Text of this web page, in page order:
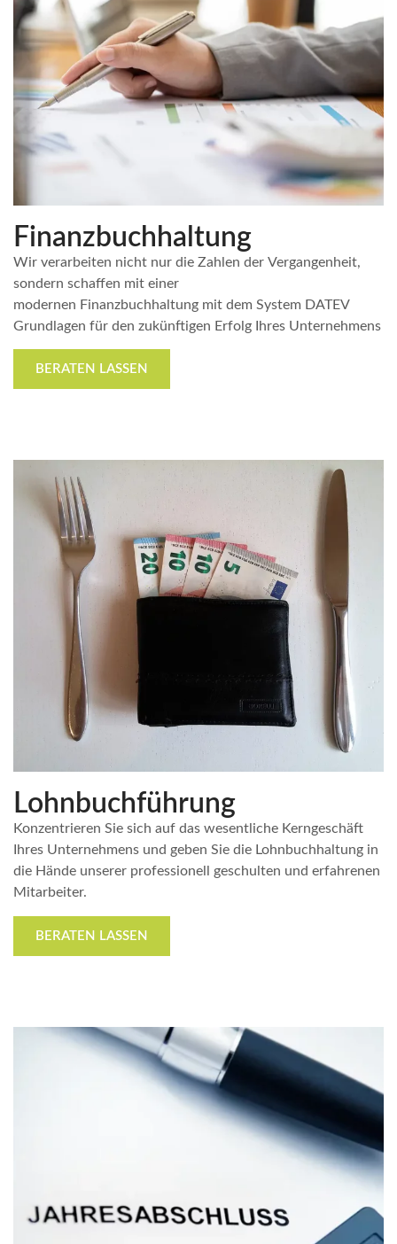
Finanzbuchhaltung
Wir verarbeiten nicht nur die Zahlen der Vergangenheit,
sondern schaffen mit einer
modernen Finanzbuchhaltung mit dem System DATEV
Grundlagen für den zukünftigen Erfolg Ihres Unternehmens
BERATEN LASSEN
Lohnbuchführung
Konzentrieren Sie sich auf das wesentliche Kerngeschäft
Ihres Unternehmens und geben Sie die Lohnbuchhaltung in
die Hände unserer professionell geschulten und erfahrenen
Mitarbeiter.
BERATEN LASSEN